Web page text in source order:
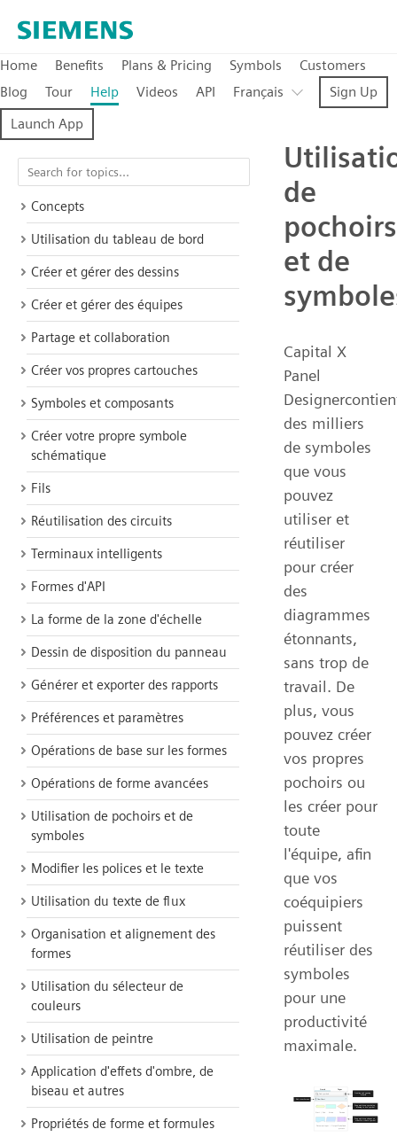
Home Benefits Plans & Pricing Symbols
Customers
Blog
Tour Help Videos API Français
Sign Up
Launch App
Concepts
Utilisation du tableau de bord
Créer et gérer des dessins
Créer et gérer des équipes
Partage et collaboration
Créer vos propres cartouches
Symboles et composants
Créer votre propre symbole
schématique
Fils
Réutilisation des circuits
Terminaux intelligents
Formes d'API
La forme de la zone d'échelle
Dessin de disposition du panneau
Générer et exporter des rapports
Préférences et paramètres
Opérations de base sur les formes
Opérations de forme avancées
Utilisation de pochoirs et de
symboles
Modifier les polices et le texte
Utilisation du texte de flux
Organisation et alignement des
formes
Utilisation du sélecteur de
couleurs
Utilisation de peintre
Application d'effets d'ombre, de
biseau et autres
Propriétés de forme et formules
de
pochoirs
et de
Capital X
Panel
des milliers
de symboles
que vous
pouvez
utiliser et
réutiliser
pour créer
des
diagrammes
étonnants,
sans trop de
travail. De
plus, vous
pouvez créer
vos propres
pochoirs ou
les créer pour
toute
l'équipe, afin
que vos
coéquipiers
puissent
réutiliser des
symboles
pour une
productivité
maximale.